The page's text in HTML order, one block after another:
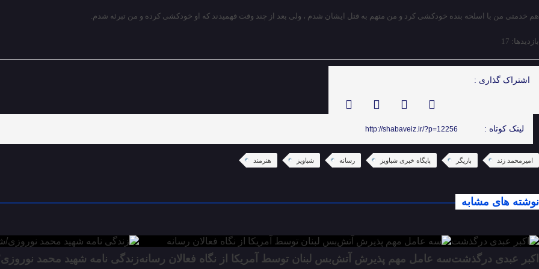
هم خدمتی من با اسلحه بنده خودکشی کرد و من متهم به قتل ایشان شدم ، ولی بعد از چند وقت فهمیدند که او خودکشی کرده و من تبرئه شدم.
بازدیدها: 17
اشتراک گذاری :
لینک کوتاه : http://shabaveiz.ir/?p=12256
امیرمحمد زند بازیگر پایگاه خبری شباویز رسانه شباویز هنرمند
نوشته های مشابه
اکبر عبدی درگذشتسه عامل مهم پذیرش آتش‌بس لبنان توسط آمریکا از نگاه فعالان رسانهزندگی نامه شهید محمد